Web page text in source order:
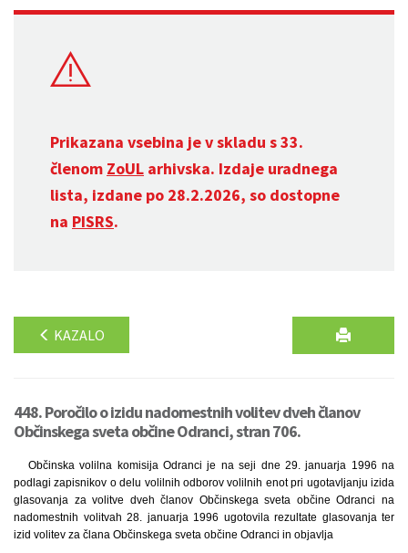
Prikazana vsebina je v skladu s 33.
členom ZoUL arhivska. Izdaje uradnega
lista, izdane po 28.2.2026, so dostopne
na PISRS.
KAZALO
448. Poročilo o izidu nadomestnih volitev dveh članov
Občinskega sveta občine Odranci, stran 706.
Občinska volilna komisija Odranci je na seji dne 29. januarja 1996 na
podlagi zapisnikov o delu volilnih odborov volilnih enot pri ugotavljanju izida
glasovanja za volitve dveh članov Občinskega sveta občine Odranci na
nadomestnih volitvah 28. januarja 1996 ugotovila rezultate glasovanja ter
izid volitev za člana Občinskega sveta občine Odranci in objavlja